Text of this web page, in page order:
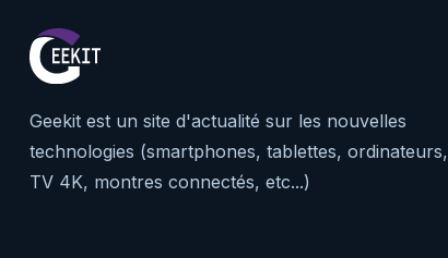
Geekit est un site d'actualité sur les nouvelles
technologies (smartphones, tablettes, ordinateurs,
TV 4K, montres connectés, etc...)